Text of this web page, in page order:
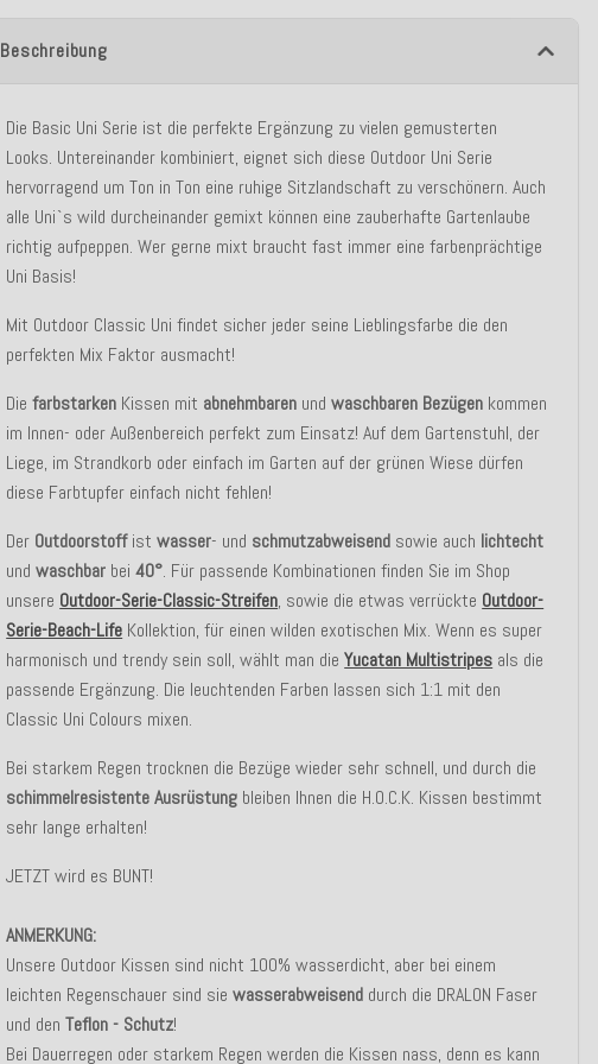
Beschreibung
Die Basic Uni Serie ist die perfekte Ergänzung zu vielen gemusterten
Looks. Untereinander kombiniert, eignet sich diese Outdoor Uni Serie
hervorragend um Ton in Ton eine ruhige Sitzlandschaft zu verschönern. Auch
alle Uni`s wild durcheinander gemixt können eine zauberhafte Gartenlaube
richtig aufpeppen. Wer gerne mixt braucht fast immer eine farbenprächtige
Uni Basis!
Mit Outdoor Classic Uni findet sicher jeder seine Lieblingsfarbe die den
perfekten Mix Faktor ausmacht!
Diefarbstarken Kissen mit abnehmbaren undwaschbaren Bezügen kommen
im Innen- oder Außenbereich perfekt zum Einsatz! Auf dem Gartenstuhl, der
Liege, im Strandkorb oder einfach im Garten auf der grünen Wiese dürfen
diese Farbtupfer einfach nicht fehlen!
Der Outdoorstoffistwasser- und schmutzabweisend sowie auch lichtecht
undwaschbar bei40°. Für passende Kombinationen finden Sie im Shop
unsere Outdoor-Serie-Classic-Streifen, sowie die etwas verrückte Outdoor-
Serie-Beach-Life Kollektion, für einen wilden exotischen Mix. Wenn es super
harmonisch und trendy sein soll, wählt man dieYucatan Multistripes als die
passende Ergänzung. Die leuchtenden Farben lassen sich 1:1 mit den
Classic Uni Colours mixen.
Bei starkem Regen trocknen die Bezüge wieder sehr schnell, und durch die
schimmelresistente Ausrüstung bleiben Ihnen die H.O.C.K. Kissen bestimmt
sehr lange erhalten!
JETZT wird es BUNT!
ANMERKUNG:
Unsere Outdoor Kissen sind nicht 100% wasserdicht, aber bei einem
leichten Regenschauer sind sie wasserabweisend durch die DRALON Faser
und denTeflon - Schutz!
Bei Dauerregen oder starkem Regen werden die Kissen nass, denn es kann